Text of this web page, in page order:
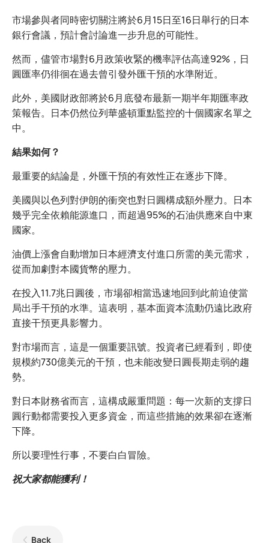
市場參與者同時密切關注將於6月15日至16日舉行的日本
銀行會議，預計會討論進一步升息的可能性。
然而，儘管市場對6月政策收緊的機率評估高達92%，日
圓匯率仍徘徊在過去曾引發外匯干預的水準附近。
此外，美國財政部將於6月底發布最新一期半年期匯率政
策報告。日本仍然位列華盛頓重點監控的十個國家名單之
中。
結果如何？
最重要的結論是，外匯干預的有效性正在逐步下降。
美國與以色列對伊朗的衝突也對日圓構成額外壓力。日本
幾乎完全依賴能源進口，而超過95%的石油供應來自中東
國家。
油價上漲會自動增加日本經濟支付進口所需的美元需求，
從而加劇對本國貨幣的壓力。
在投入11.7兆日圓後，市場卻相當迅速地回到此前迫使當
局出手干預的水準。這表明，基本面資本流動仍遠比政府
直接干預更具影響力。
對市場而言，這是一個重要訊號。投資者已經看到，即使
規模約730億美元的干預，也未能改變日圓長期走弱的趨
勢。
對日本財務省而言，這構成嚴重問題：每一次新的支撐日
圓行動都需要投入更多資金，而這些措施的效果卻在逐漸
下降。
所以要理性行事，不要白白冒險。
祝大家都能獲利！
Back